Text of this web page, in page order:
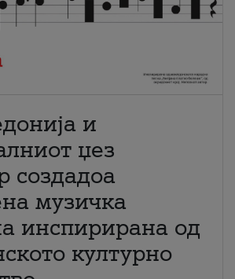
и
џез
создадоа
музичка
инспирирана од
културно